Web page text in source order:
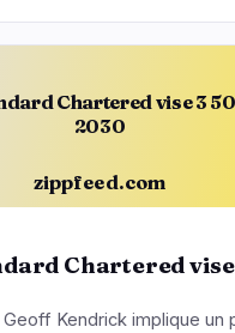
Chartered vise 3
2030
zippfeed.com
Chartered
Kendrick implique un